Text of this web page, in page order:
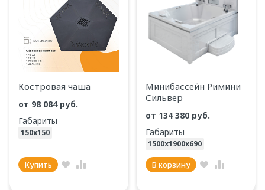
Костровая чаша
от 98 084 руб.
Габариты
150х150
Купить
Минибассейн Римини
Сильвер
от 134 380 руб.
Габариты
1500х1900х690
В корзину